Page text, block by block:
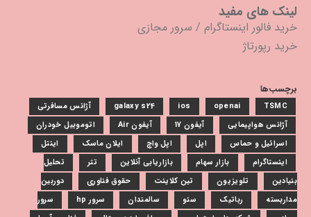
لینک های مفید
خرید فالور اینستاگرام / سرور مجازی
خرید رپورتاژ
برچسب‌ها
galaxy s24 ios openai TSMC
آژانس مسافرتی
آژانس هواپیمایی
آیفون 17 آیفون Air
اتوموبیل خودران
اسرائیل و حماس
اپل اپل واچ ایلان ماسک
اینتل
اینستاگرام
بازار سهام بازاریابی آنلاین تتر
تحلیل
بنیادین
تلویزیون تین کلاینت حقوق فناوری
دوربین
مداربسته
رباتیک سئو سالمندان سرور hp
سرور